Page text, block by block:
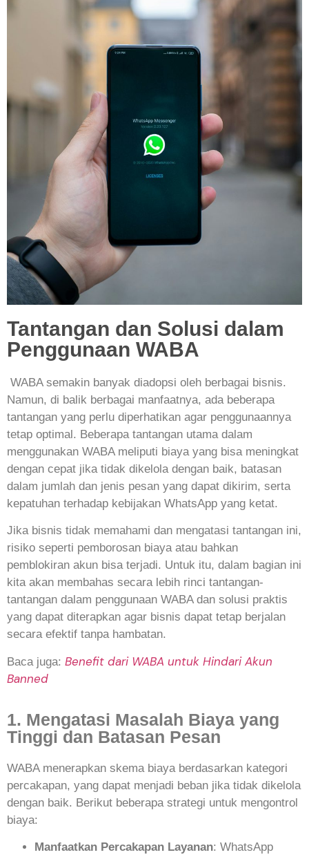
Tantangan dan Solusi dalam
Penggunaan WABA
WABA semakin banyak diadopsi oleh berbagai bisnis.
Namun, di balik berbagai manfaatnya, ada beberapa
tantangan yang perlu diperhatikan agar penggunaannya
tetap optimal. Beberapa tantangan utama dalam
menggunakan WABA meliputi biaya yang bisa meningkat
dengan cepat jika tidak dikelola dengan baik, batasan
dalam jumlah dan jenis pesan yang dapat dikirim, serta
kepatuhan terhadap kebijakan WhatsApp yang ketat.
Jika bisnis tidak memahami dan mengatasi tantangan ini,
risiko seperti pemborosan biaya atau bahkan
pemblokiran akun bisa terjadi. Untuk itu, dalam bagian ini
kita akan membahas secara lebih rinci tantangan-
tantangan dalam penggunaan WABA dan solusi praktis
yang dapat diterapkan agar bisnis dapat tetap berjalan
secara efektif tanpa hambatan.
Baca juga: Benefit dari WABA untuk Hindari Akun
Banned
1. Mengatasi Masalah Biaya yang
Tinggi dan Batasan Pesan
WABA menerapkan skema biaya berdasarkan kategori
percakapan, yang dapat menjadi beban jika tidak dikelola
dengan baik. Berikut beberapa strategi untuk mengontrol
biaya:
Manfaatkan Percakapan Layanan: WhatsApp